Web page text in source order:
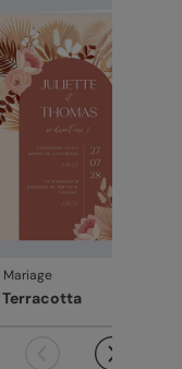
le
Terracotta